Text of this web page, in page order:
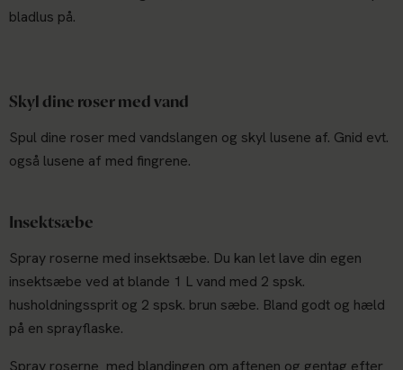
bladlus på.
Skyl dine roser med vand
Spul dine roser med vandslangen og skyl lusene af. Gnid evt.
også lusene af med fingrene.
Insektsæbe
Spray roserne med insektsæbe. Du kan let lave din egen
insektsæbe ved at blande 1 L vand med 2 spsk.
husholdningssprit og 2 spsk. brun sæbe. Bland godt og hæld
på en sprayflaske.
Spray roserne med blandingen om aftenen og gentag efter